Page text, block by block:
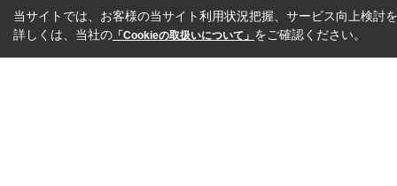
当サイトでは、お客様の当サイト利用状況把握、サービス向上検討
詳しくは、当社の 「Cookieの取扱いについて」 をご確認ください。